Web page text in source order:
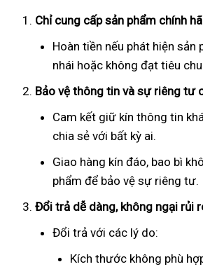
Chỉ cung cấp sản phẩm chính
Hoàn tiền nếu phát hiện sản
nhái hoặc không đạt tiêu
Bảo vệ thông tin và sự riêng tư
Cam kết giữ kín thông tin
chia sẻ với bất kỳ ai.
Giao hàng kín đáo, bao bì
phẩm để bảo vệ sự riêng tư.
Đổi trả dễ dàng, không ngại rủi
Đổi trả với các lý do:
Kích thước không phù